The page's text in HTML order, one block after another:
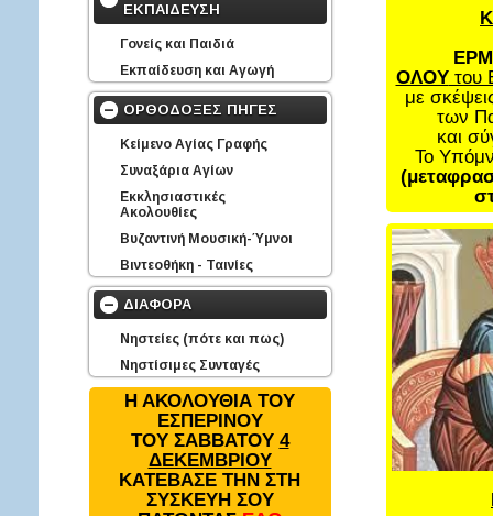
ΕΚΠΑΙΔΕΥΣΗ
Γονείς και Παιδιά
Εκπαίδευση και Αγωγή
ΟΡΘΟΔΟΞΕΣ ΠΗΓΕΣ
Κείμενο Αγίας Γραφής
Συναξάρια Αγίων
Εκκλησιαστικές
Ακολουθίες
Βυζαντινή Μουσική-Ύμνοι
Βιντεοθήκη - Ταινίες
ΔΙΑΦΟΡΑ
Νηστείες (πότε και πως)
Νηστίσιμες Συνταγές
Η ΑΚΟΛΟΥΘΙΑ ΤΟΥ
ΕΣΠΕΡΙΝΟΥ
ΤΟΥ ΣΑΒΒΑΤΟΥ 4
ΔΕΚΕΜΒΡΙΟΥ
ΚΑΤΕΒΑΣΕ ΤΗΝ ΣΤΗ
ΣΥΣΚΕΥΗ ΣΟΥ
ΟΛΟΥτου
με
των
και
Το